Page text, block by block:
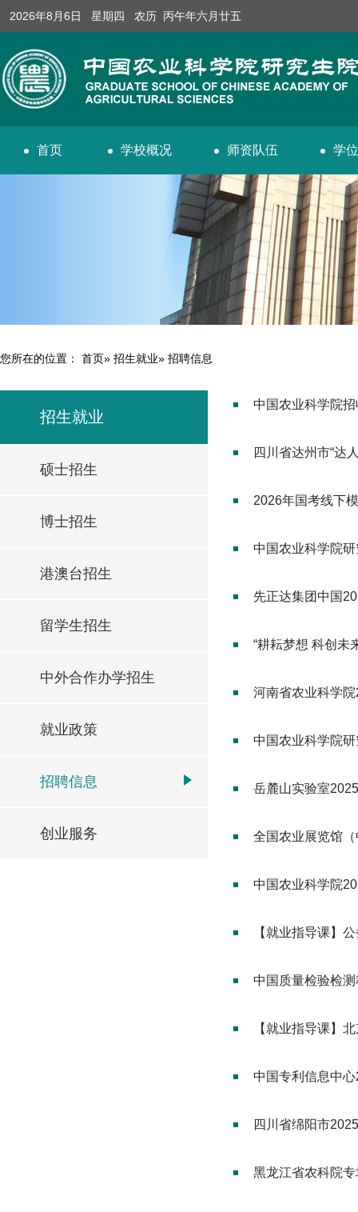
2026年8月6日 星期四 农历 丙午年六月廿五
首页 学校概况 师资队伍 学
您所在的位置： 首页» 招生就业» 招聘信息
招生就业
硕士招生
博士招生
港澳台招生
留学生招生
中外合作办学招生
就业政策
招聘信息
创业服务
中国农业科学院
四川省达州市“达
2026年国考线下
中国农业科学院
先正达集团中国
“耕耘梦想 科创未
河南省农业科学
中国农业科学院
岳麓山实验室
全国农业展览馆
中国农业科学院
【就业指导课】
中国质量检验检
【就业指导课】
中国专利信息中
四川省绵阳市
黑龙江省农科院